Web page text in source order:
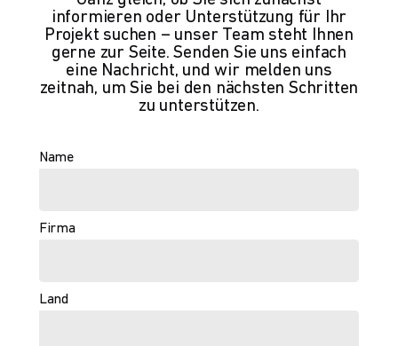
informieren oder Unterstützung für Ihr
Projekt suchen – unser Team steht Ihnen
gerne zur Seite. Senden Sie uns einfach
eine Nachricht, und wir melden uns
zeitnah, um Sie bei den nächsten Schritten
zu unterstützen.
Name
Firma
Land